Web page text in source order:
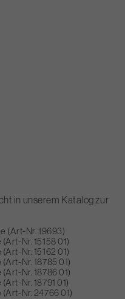
in unserem Katalog zur
(Art-Nr. 19693)
Nr. 15158 01)
Nr. 15162 01)
Nr. 18785 01)
Nr. 18786 01)
Nr. 18791 01)
Nr. 24766 01)